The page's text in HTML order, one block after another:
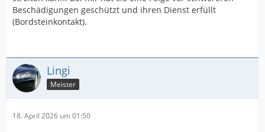
Beschädigungen geschützt und ihren Dienst erfüllt
(Bordsteinkontakt).
Lingi
Meister
18. April 2026 um 01:50